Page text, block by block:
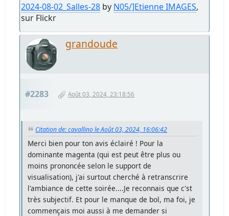
2024-08-02_Salles-28 by N05/]Etienne IMAGES,
sur Flickr
grandoude
#2283 Août 03, 2024, 23:18:56
Citation de: cavallino le Août 03, 2024, 16:06:42
Merci bien pour ton avis éclairé ! Pour la
dominante magenta (qui est peut être plus ou
moins prononcée selon le support de
visualisation), j'ai surtout cherché à retranscrire
l'ambiance de cette soirée....Je reconnais que c'st
très subjectif. Et pour le manque de bol, ma foi, je
commençais moi aussi à me demander si